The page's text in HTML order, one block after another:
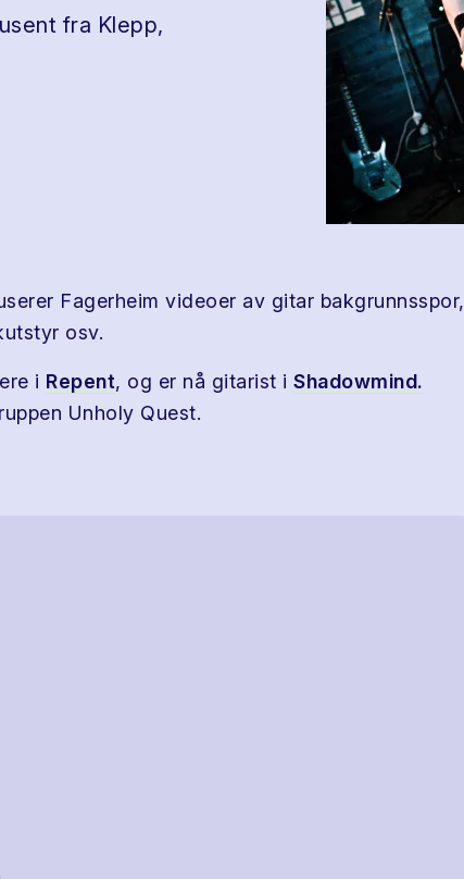
fra Klepp,
Fagerheim videoer av gitar bakgrunnsspor,
osv.
i Repent, og er nå gitarist i Shadowmind.
Unholy Quest.